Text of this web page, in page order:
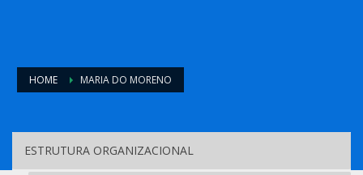
HOME MARIA DO MORENO
ESTRUTURA ORGANIZACIONAL